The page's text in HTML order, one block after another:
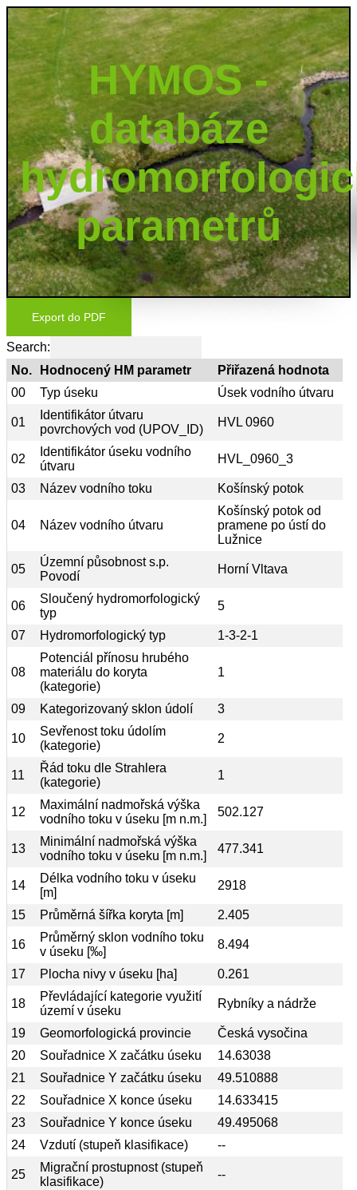
HYMOS -
databáze
parametrů
Export do PDF
Search:
No.
Hodnocený HM parametr
Přiřazená hodnota
00
Typ úseku Úsek vodního útvaru
01
Identifikátor útvaru
povrchových vod (UPOV_ID)
HVL 0960
02
Identifikátor úseku vodního
útvaru
HVL_0960_3
03 Název vodního toku Košínský potok
04 Název vodního útvaru
Košínský potok od
pramene po ústí do
Lužnice
05
Územní působnost s.p.
Povodí
Horní Vltava
06
Sloučený hydromorfologický
typ
5
07 Hydromorfologický typ 1-3-2-1
08
Potenciál přínosu hrubého
materiálu do koryta
(kategorie)
1
09 Kategorizovaný sklon údolí 3
10
Sevřenost toku údolím
(kategorie)
2
11
Řád toku dle Strahlera
(kategorie)
1
12
Maximální nadmořská výška
vodního toku v úseku [m n.m.]
502.127
13
Minimální nadmořská výška
vodního toku v úseku [m n.m.]
477.341
14
Délka vodního toku v úseku
[m]
2918
15 Průměrná šířka koryta [m] 2.405
16
Průměrný sklon vodního toku
v úseku [‰]
8.494
17 Plocha nivy v úseku [ha] 0.261
18
Převládající kategorie využití
území v úseku
Rybníky a nádrže
19 Geomorfologická provincie
Česká vysočina
20
Souřadnice X začátku úseku
14.63038
21
Souřadnice Y začátku úseku
49.510888
22
Souřadnice X konce úseku
14.633415
23
Souřadnice Y konce úseku
49.495068
24
Vzdutí (stupeň klasifikace) --
25
Migrační prostupnost (stupeň
klasifikace)
--